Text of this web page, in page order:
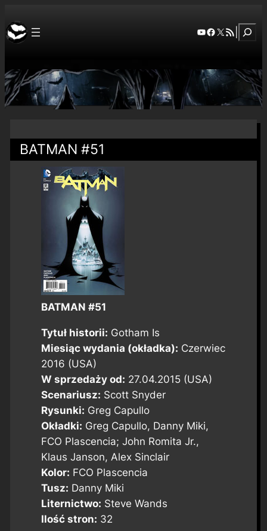
YouTube
Facebook
X RSS Feed
BATMAN #51
BATMAN #51
Tytuł historii: Gotham Is
Miesiąc wydania (okładka): Czerwiec
2016 (USA)
W sprzedaży od: 27.04.2015 (USA)
Scenariusz: Scott Snyder
Rysunki: Greg Capullo
Okładki: Greg Capullo, Danny Miki,
FCO Plascencia; John Romita Jr.,
Klaus Janson, Alex Sinclair
Kolor: FCO Plascencia
Tusz: Danny Miki
Liternictwo: Steve Wands
Ilość stron: 32